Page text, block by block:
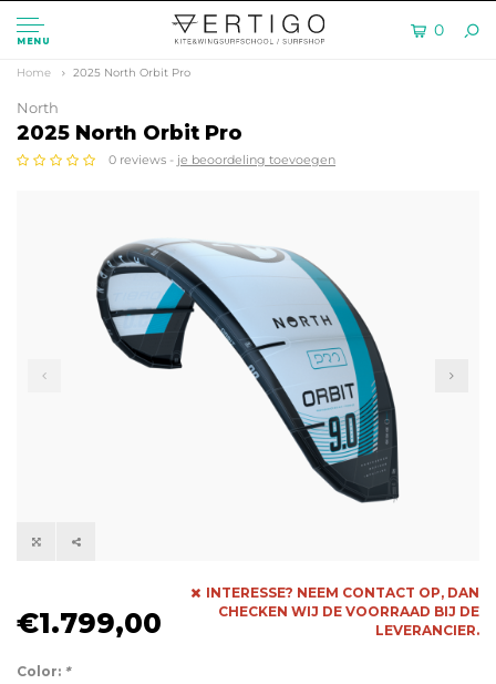
MENU
0
Home 2025 North Orbit Pro
North
2025 North Orbit Pro
0 reviews - je beoordeling toevoegen
€1.799,00
INTERESSE? NEEM CONTACT OP, DAN
CHECKEN WIJ DE VOORRAAD BIJ DE
LEVERANCIER.
Color: *